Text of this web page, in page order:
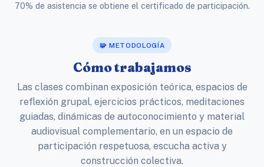
70% de asistencia se obtiene el certificado de participación.
🧩 METODOLOGÍA
Cómo trabajamos
Las clases combinan exposición teórica, espacios de
reflexión grupal, ejercicios prácticos, meditaciones
guiadas, dinámicas de autoconocimiento y material
audiovisual complementario, en un espacio de
participación respetuosa, escucha activa y
construcción colectiva.